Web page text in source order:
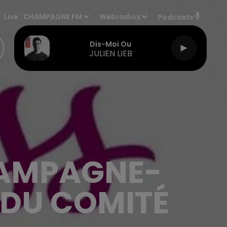
Live : CHAMPAGNE FM Webradios Podcasts
Dis-Moi Ou
JULIEN LIEB
COMITÉ